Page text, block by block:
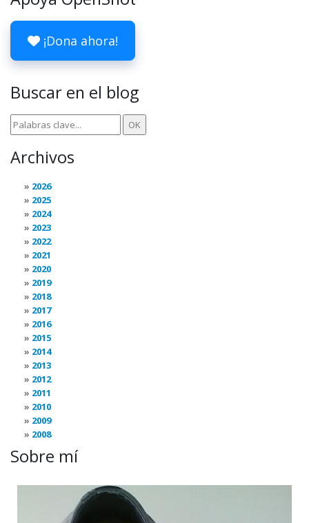
¡Dona ahora!
Buscar en el blog
Archivos
2026
2025
2024
2023
2022
2021
2020
2019
2018
2017
2016
2015
2014
2013
2012
2011
2010
2009
2008
Sobre mí